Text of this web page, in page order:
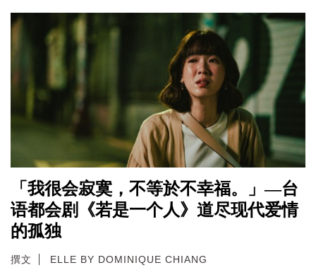
「我很会寂寞，不等於不幸福。」—台
语都会剧《若是一个人》道尽现代爱情
的孤独
撰文 ELLE BY DOMINIQUE CHIANG